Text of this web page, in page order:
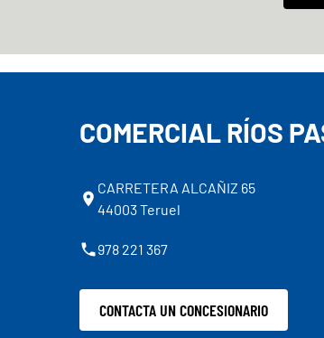
COMERCIAL RÍOS
CARRETERA ALCAÑIZ 65
44003 Teruel
978 221 367
CONTACTA UN CONCESIONARIO